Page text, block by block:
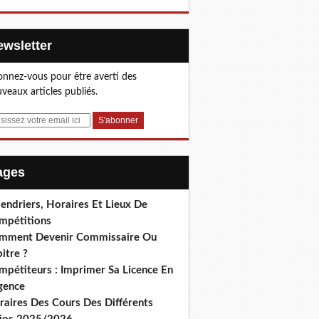
vous pour être averti des
articles publiés.
Horaires Et Lieux De
Devenir Commissaire Ou
?
: Imprimer Sa Licence En
Des Cours Des Différents